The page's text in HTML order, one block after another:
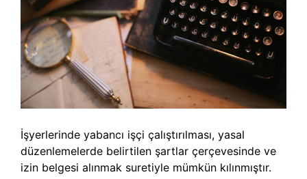
İşyerlerinde yabancı işçi çalıştırılması, yasal
düzenlemelerde belirtilen şartlar çerçevesinde ve
izin belgesi alınmak suretiyle mümkün kılınmıştır.